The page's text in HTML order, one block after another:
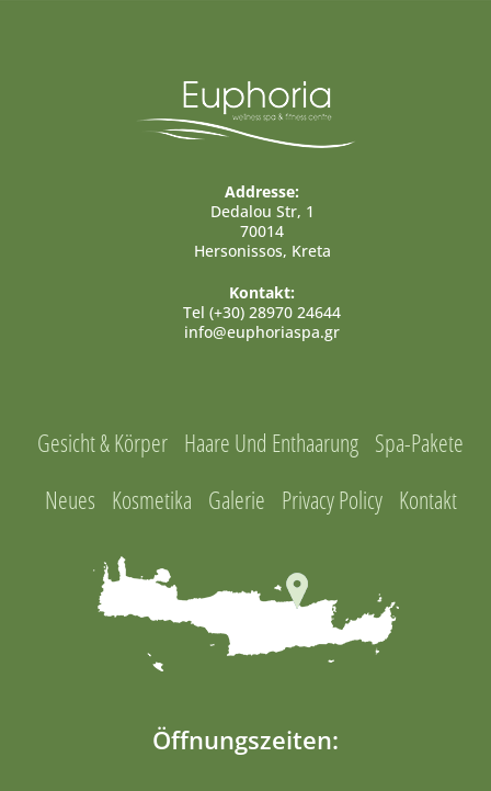
Addresse:
Dedalou Str, 1
70014
Hersonissos, Kreta
Kontakt:
Tel (+30) 28970 24644
info@euphoriaspa.gr
Gesicht & Körper Haare Und Enthaarung Spa-Pakete
Neues Kosmetika Galerie Privacy Policy Kontakt
Öffnungszeiten: